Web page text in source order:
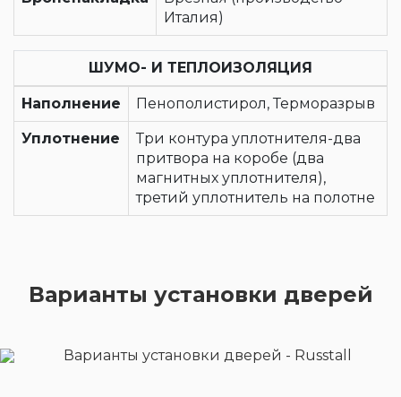
Италия)
ШУМО- И ТЕПЛОИЗОЛЯЦИЯ
Наполнение Пенополистирол, Терморазрыв
Уплотнение
Три контура уплотнителя-два
притвора на коробе (два
магнитных уплотнителя),
третий уплотнитель на полотне
Варианты установки дверей